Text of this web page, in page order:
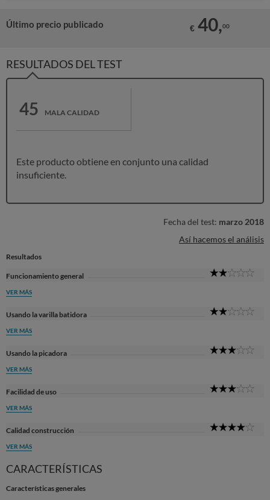
Último precio publicado € 40,00
RESULTADOS DEL TEST
45 MALA CALIDAD
Este producto obtiene en conjunto una calidad
insuficiente.
Fecha del test: marzo 2018
Así hacemos el análisis
Resultados
Funcionamiento general
VER MÁS
Usando la varilla batidora
VER MÁS
Usando la picadora
VER MÁS
Facilidad de uso
VER MÁS
Calidad construcción
VER MÁS
CARACTERÍSTICAS
Características generales